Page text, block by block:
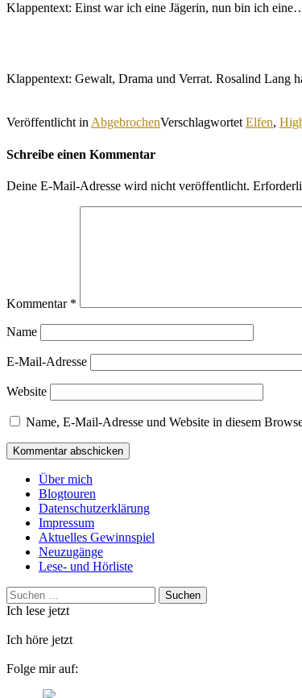
Klappentext: Einst war ich eine Jägerin, nun bin ich
Klappentext: Gewalt, Drama und Verrat. Rosalind Lang
Veröffentlicht in AbgebrochenVerschlagwortet Elfen,
Schreibe einen Kommentar
Deine E-Mail-Adresse wird nicht veröffentlicht.
Kommentar *
Name
E-Mail-Adresse
Website
Name, E-Mail-Adresse und Website in diesem
Über mich
Blogtouren
Datenschutzerklärung
Impressum
Aktuelles Gewinnspiel
Neuzugänge
Lese- und Hörliste
Suchen
nach:
Ich lese jetzt
Ich höre jetzt
Folge mir auf: